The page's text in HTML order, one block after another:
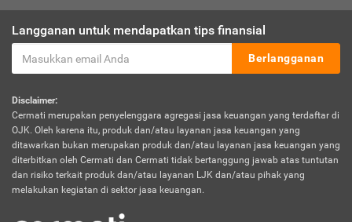
Langganan untuk mendapatkan tips finansial
Berlangganan
Disclaimer:
Cermati merupakan penyelenggara agregasi jasa keuangan yang terdaftar di
OJK. Oleh karena itu, produk dan/atau layanan jasa keuangan yang
ditawarkan bukan merupakan produk dan/atau layanan jasa keuangan yang
diterbitkan oleh Cermati dan Cermati tidak bertanggung jawab atas tuntutan
dan risiko terkait produk dan/atau layanan LJK dan/atau pihak yang
melakukan kegiatan di sektor jasa keuangan.